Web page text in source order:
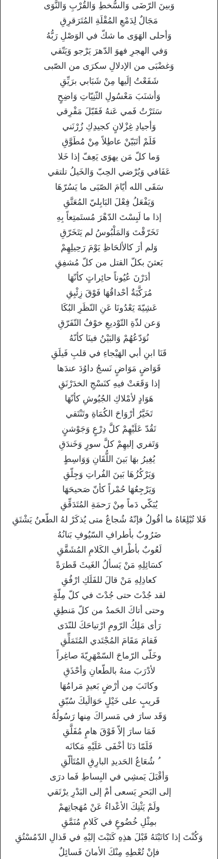
وَبينَ الرّضَى وَالسُّخطِ وَالقُرْبِ وَالنَّوَى
مَجَالٌ لِدَمْعِ المُقْلَةِ المُتَرَقرِقِ
وَأحلى الهَوَى ما شكّ في الوَصْلِ رَبُّهُ
وَفي الهجرِ فهوَ الدّهرَ يَرْجو وَيَتّقي
وَغضْبَى من الإدلالِ سكرَى من الصّبى
شَفَعْتُ إلَيها مِنْ شَبَابي برَيِّقِ
وَأشنَبَ مَعْسُولِ الثّنِيّاتِ وَاضِحٍ
سَتَرْتُ فَمي عَنهُ فَقَبّلَ مَفْرِقي
وَأجيادِ غِزْلانٍ كجيدِكِ زُرْنَني
فَلَمْ أتَبَيّنْ عاطِلاً مِنْ مُطَوَّقِ
وَما كلّ مَن يهوَى يَعِفّ إذا خَلا
عَفَافي وَيُرْضي الحِبّ وَالخَيلُ تلتقي
سَقَى الله أيّامَ الصّبَى ما يَسُرّهَا
وَيَفْعَلُ فِعْلَ البَابِليّ المُعَتَّقِ
إذا ما لَبِسْتَ الدّهْرَ مُستَمتِعاً بِهِ
تَخَرّقْتَ وَالمَلْبُوسُ لم يَتَخَرّقِ
وَلم أرَ كالألحَاظِ يَوْمَ رَحِيلِهِمْ
بَعثنَ بكلّ القتل من كلّ مُشفِقِ
أدَرْنَ عُيُوناً حائِراتٍ كأنّهَا
مُرَكَّبَةٌ أحْداقُهَا فَوْقَ زِئْبِقِ
عَشِيّةَ يَعْدُونَا عَنِ النّظَرِ البُكَا
وَعن لذّةِ التّوْديعِ خوْفُ التّفَرّقِ
نُوَدّعُهُمْ وَالبَيْنُ فينَا كأنّهُ
قَنَا ابنِ أبي الهَيْجاءِ في قلبِ فَيلَقِ
قَوَاضٍ مَوَاضٍ نَسجُ داوُدَ عندَها
إذا وَقَعَتْ فيهِ كنَسْجِ الخدَرْنَقِ
هَوَادٍ لأمْلاكِ الجُيُوشِ كأنّهَا
تَخَيَّرُ أرْوَاحَ الكُمَاةِ وتَنْتَقي
تَقُدّ عَلَيْهِمْ كلَّ دِرْعٍ وَجَوْشنٍ
وَتَفري إليهِمْ كلَّ سورٍ وَخَندَقِ
يُغِيرُ بهَا بَينَ اللُّقَانِ وَوَاسِطٍ
وَيَرْكُزُهَا بَينَ الفُراتِ وَجِلّقِ
وَيَرْجِعُهَا حُمْراً كأنّ صَحيحَهَا
يُبَكّي دَماً مِنْ رَحمَةِ المُتَدَقِّقِ
فَلا تُبْلِغَاهُ ما أقُولُ فإنّهُ شُجاعٌ متى يُذكَرْ لهُ الطّعنُ يَشْتَقِ
ضَرُوبٌ بأطرافِ السّيُوفِ بَنانُهُ
لَعُوبٌ بأطْرافِ الكَلامِ المُشَقَّقِ
كسَائِلِهِ مَنْ يَسألُ الغَيثَ قَطرَةً
كعاذِلِهِ مَنْ قالَ للفَلَكِ ارْفُقِ
لقد جُدْتَ حتى جُدْتَ في كلّ مِلّةٍ
وحتى أتاكَ الحَمدُ من كلّ مَنطِقِ
رَأى مَلِكُ الرّومِ ارْتياحَكَ للنّدَى
فَقامَ مَقَامَ المُجْتَدي المُتَمَلِّقِ
وخَلّى الرّماحَ السّمْهَرِيّةَ صاغِراً
لأدْرَبَ منهُ بالطّعانِ وَأحْذَقِ
وكاتَبَ مِن أرْضٍ بَعيدٍ مَرامُهَا
قَريبٍ على خَيْلٍ حَوَالَيكَ سُبّقِ
وَقَد سارَ في مَسراكَ مِنها رَسُولُهُ
فَمَا سارَ إلاّ فَوْقَ هامٍ مُفَلَّقِ
فَلَمّا دَنَا أخْفَى عَلَيْهِ مَكانَه
ُ شُعَاعُ الحَديدِ البارِقِ المُتَألّقِ
وَأقْبَلَ يَمشِي في البِساطِ فَما درَى
إلى البَحرِ يَسعى أمْ إلى البَدْرِ يرْتَقي
ولَمْ يَثْنِكَ الأعْداءُ عَنْ مُهَجاتِهمْ
بمِثْلِ خُضُوعٍ في كَلامٍ مُنَمَّقِ
وَكُنْتَ إذا كاتَبْتَهُ قَبْلَ هذِهِ كَتَبْتَ إليْهِ في قَذالِ الدّمُسْتُقِ
فإنْ تُعْطِهِ مِنْكَ الأمانَ فَسائِلٌ